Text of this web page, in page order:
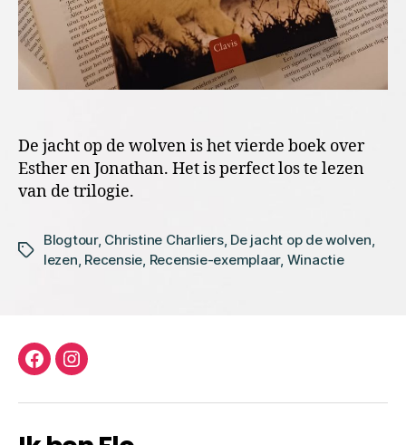
De jacht op de wolven is het vierde boek over
Esther en Jonathan. Het is perfect los te lezen
van de trilogie.
Tags
Blogtour, Christine Charliers, De jacht op de wolven,
lezen, Recensie, Recensie-exemplaar, Winactie
facebookinstagram